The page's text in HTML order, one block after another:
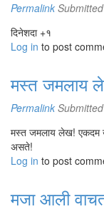
Permalink
दिनेशदा +१
Log in to post
मस्त जमलाय
Permalink
मस्त जमलाय लेख! एकदम
असते!
Log in to post
मजा आली